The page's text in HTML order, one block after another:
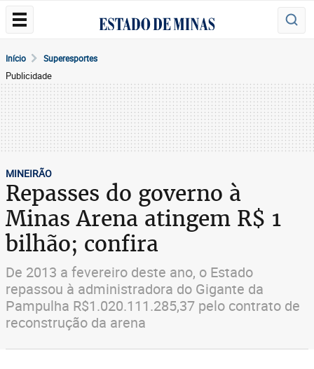
Início Superesportes
Publicidade
MINEIRÃO
Repasses do governo à
Minas Arena atingem R$ 1
bilhão; confira
De 2013 a fevereiro deste ano, o Estado
repassou à administradora do Gigante da
Pampulha R$1.020.111.285,37 pelo contrato de
reconstrução da arena